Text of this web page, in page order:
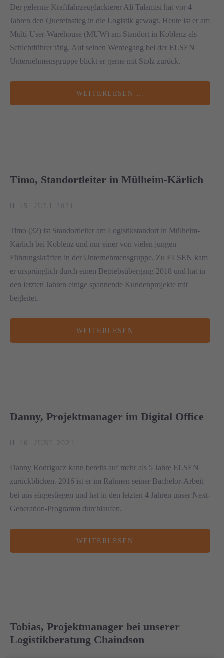
Der gelernte Kraftfahrzeuglackierer Ali Talamisi hat vor 4
Jahren den Quereinstieg in die Logistik gewagt. Heute ist er am
Multi-User-Warehouse (MUW) am Standort in Koblenz als
Schichtführer tätig. Auf seinen Werdegang bei der ELSEN
Unternehmensgruppe blickt er gerne mit Stolz zurück.
WEITERLESEN …
Timo, Standortleiter in Mülheim-Kärlich
15. JULI 2021
Timo (32) ist Standortleiter am Logistikstandort in Mülheim-
Kärlich bei Koblenz und nur einer von vielen jungen
Führungskräften in der Unternehmensgruppe. Zu ELSEN kam
er ursprünglich durch einen Betriebsübergang 2018 und hat in
den letzten Jahren einige spannende Kundenprojekte mit
begleitet.
WEITERLESEN …
Danny, Projektmanager im Digital Office
16. JUNI 2021
Danny Rodriguez kann bereits auf mehr als 5 Jahre ELSEN
zurückblicken. 2016 ist er im Rahmen seiner Bachelor-Arbeit
bei uns eingestiegen und hat in den letzten 4 Jahren unser Next-
Generation-Programm durchlaufen.
WEITERLESEN …
Tobias, Projektmanager bei unserer
Logistikberatung Chaindson